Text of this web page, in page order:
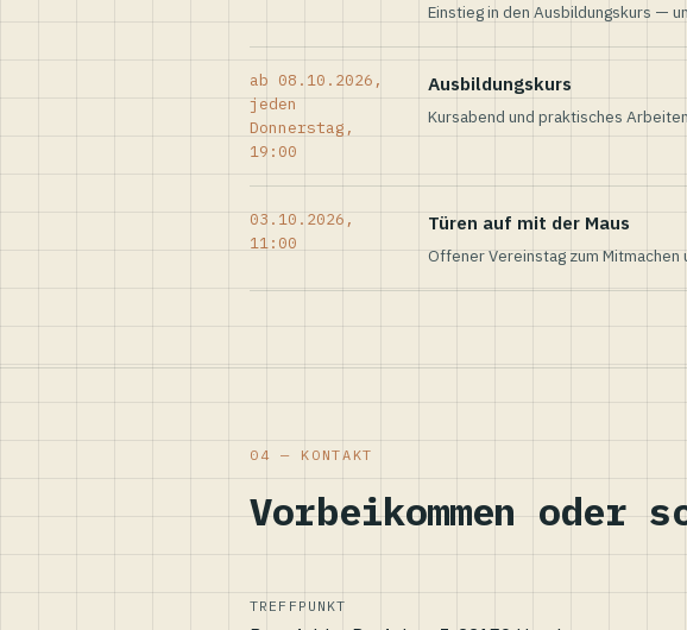
Einstieg in den Ausbildungskurs —
ab 08.10.2026,
jeden
Donnerstag,
19:00
Ausbildungskurs
Kursabend und praktisches
03.10.2026,
11:00
Türen auf mit der Maus
Offener Vereinstag zum Mitmachen
04 — KONTAKT
Vorbeikommen oder
TREFFPUNKT